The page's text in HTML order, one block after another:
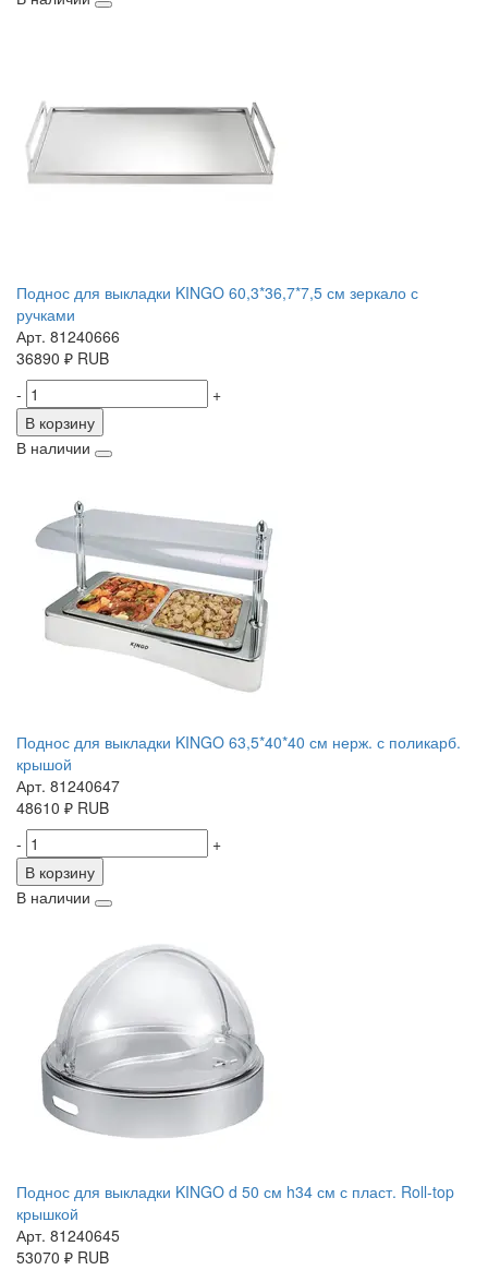
Поднос для выкладки KINGO 60,3*36,7*7,5 см зеркало с
ручками
Арт. 81240666
36890 ₽ RUB
-
+
В корзину
В наличии
Поднос для выкладки KINGO 63,5*40*40 см нерж. с поликарб.
крышой
Арт. 81240647
48610 ₽ RUB
-
+
В корзину
В наличии
Поднос для выкладки KINGO d 50 см h34 см с пласт. Roll-top
крышкой
Арт. 81240645
53070 ₽ RUB